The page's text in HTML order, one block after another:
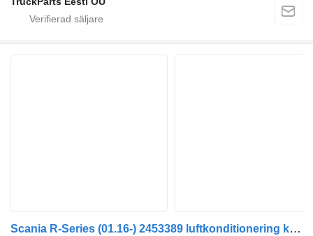
Scania R-Series (01.16-) 2453389 luftkonditionering kondensor till Scania L,P,G,R,S-series (2016-) dragbil